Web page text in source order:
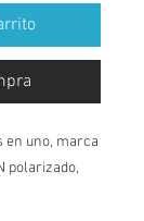
en uno, marca
polarizado,